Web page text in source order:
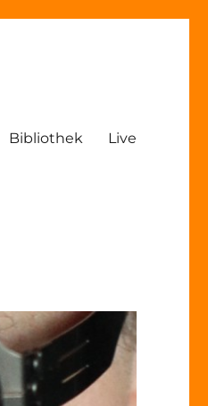
Bibliothek Live